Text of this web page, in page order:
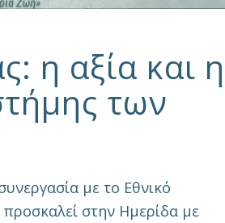
η αξία και η
των
με το Εθνικό
προσκαλεί στην Ημερίδα με